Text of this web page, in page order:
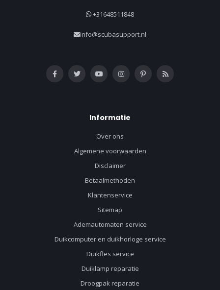
+31648511848
info@scubasupport.nl
Informatie
Over ons
Algemene voorwaarden
Disclaimer
Betaalmethoden
Klantenservice
Sitemap
Ademautomaten service
Duikcomputer en duikhorloge service
Duikfles service
Duiklamp reparatie
Droogpak reparatie